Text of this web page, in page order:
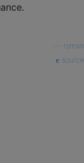
rsman
source